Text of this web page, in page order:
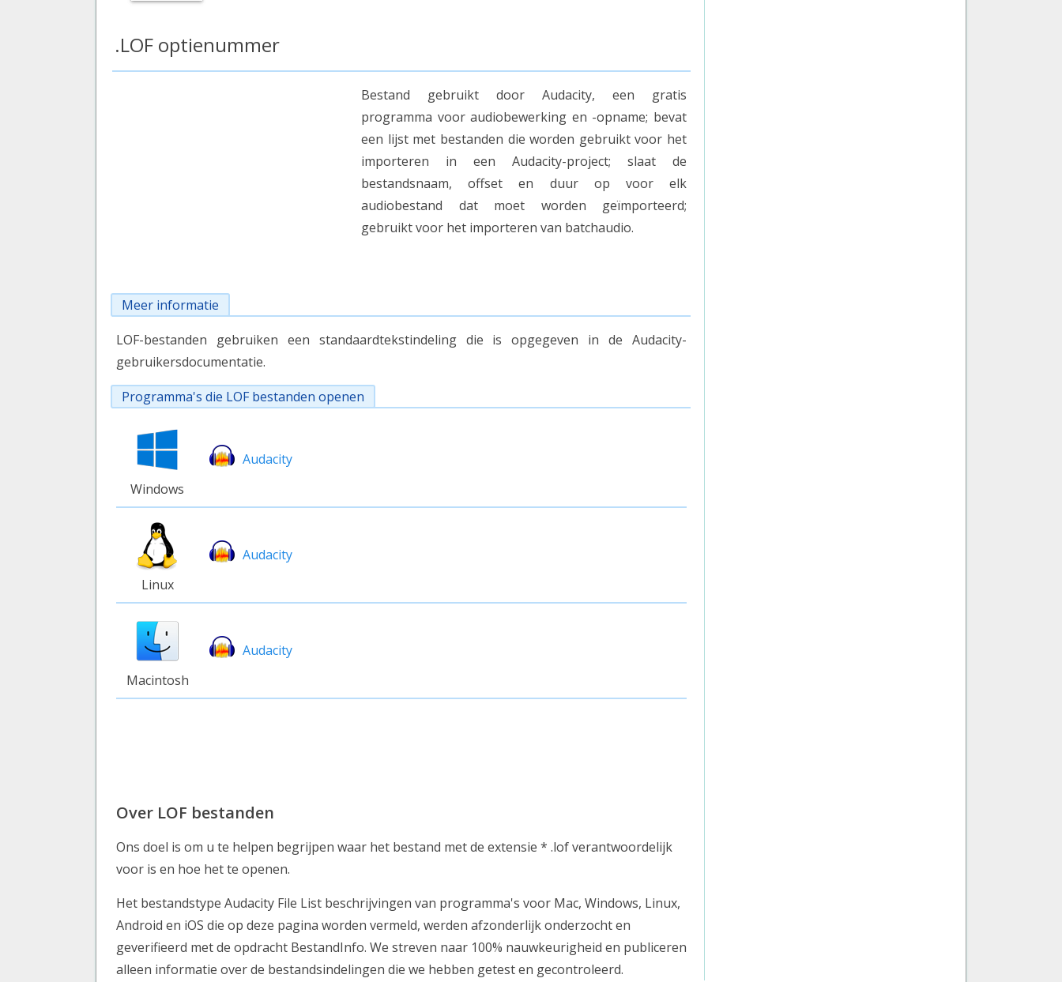
.LOF optienummer
Bestand gebruikt door Audacity, een gratis
programma voor audiobewerking en -opname; bevat
een lijst met bestanden die worden gebruikt voor het
importeren in een Audacity-project; slaat de
bestandsnaam, offset en duur op voor elk
audiobestand dat moet worden geïmporteerd;
gebruikt voor het importeren van batchaudio.
Meer informatie
LOF-bestanden gebruiken een standaardtekstindeling die is opgegeven in de Audacity-
gebruikersdocumentatie.
Programma's die LOF bestanden openen
Windows
Audacity
Linux
Audacity
Macintosh
Audacity
Over LOF bestanden
Ons doel is om u te helpen begrijpen waar het bestand met de extensie * .lof verantwoordelijk
voor is en hoe het te openen.
Het bestandstype Audacity File List beschrijvingen van programma's voor Mac, Windows, Linux,
Android en iOS die op deze pagina worden vermeld, werden afzonderlijk onderzocht en
geverifieerd met de opdracht BestandInfo. We streven naar 100% nauwkeurigheid en publiceren
alleen informatie over de bestandsindelingen die we hebben getest en gecontroleerd.